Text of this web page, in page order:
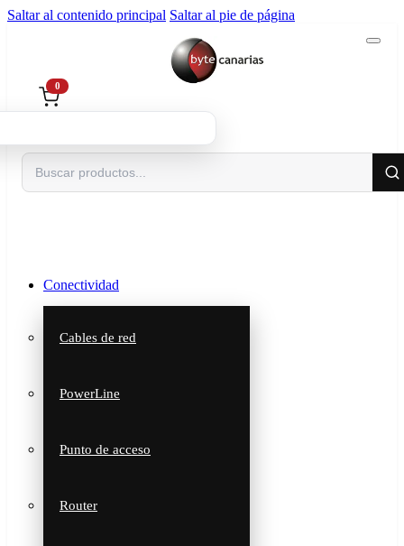
Saltar al contenido principal Saltar al pie de página
Buscar
0
Conectividad
Cables de red
PowerLine
Punto de acceso
Router